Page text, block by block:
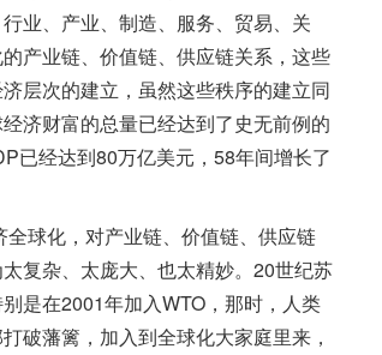
业、产业、制造、服务、贸易、关
产业链、价值链、供应链关系，这些
层次的建立，虽然这些秩序的建立同
济财富的总量已经达到了史无前例的
已经达到80万亿美元，58年间增长了
球化，对产业链、价值链、供应链
复杂、太庞大、也太精妙。20世纪苏
是在2001年加入WTO，那时，人类
破藩篱，加入到全球化大家庭里来，